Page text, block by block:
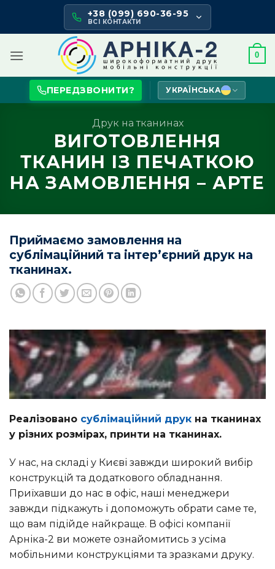
content
+38 (099) 690-36-95
ВСІ КОНТАКТИ
0
ПЕРЕДЗВОНИТИ? УКРАЇНСЬКА
Друк на тканинах
ВИГОТОВЛЕННЯ
ТКАНИН ІЗ ПЕЧАТКОЮ
НА ЗАМОВЛЕННЯ – АРТЕ
Приймаємо замовлення на
сублімаційний та інтер’єрний друк на
тканинах.
Реалізовано сублімаційний друк на тканинах
у різних розмірах, принти на тканинах.
У нас, на складі у Києві завжди широкий вибір
конструкцій та додаткового обладнання.
Приїхавши до нас в офіс, наші менеджери
завжди підкажуть і допоможуть обрати саме те,
що вам підійде найкраще. В офісі компанії
Арніка-2 ви можете ознайомитись з усіма
мобільними конструкціями та зразками друку.